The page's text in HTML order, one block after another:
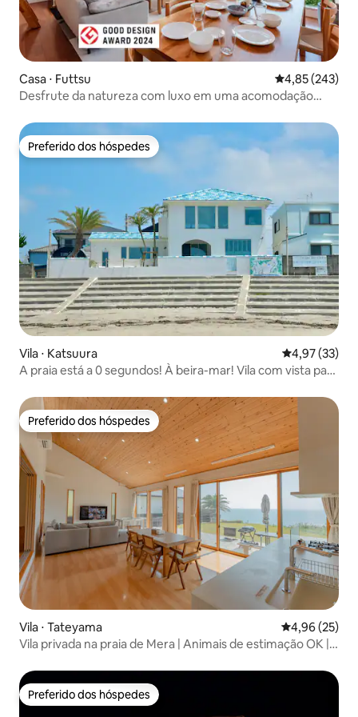
Casa ⋅ Futtsu 4,85 de uma
4,85 (243)
Desfrute da natureza com luxo em uma acomodação
minutos do centro da cidade, com sauna, churrasqueira e
acesso à praia
Preferido dos hóspedes
Preferido dos hóspedes
Vila ⋅ Katsuura 4,97 de uma
4,97 (33)
A praia está a 0 segundos! À beira-mar! Vila com vista para
Preferido dos hóspedes
Preferido dos hóspedes
Vila ⋅ Tateyama 4,96 de uma
4,96 (25)
Vila privada na praia de Mera | Animais de estimação OK | 6
Preferido dos hóspedes
Preferido dos hóspedes